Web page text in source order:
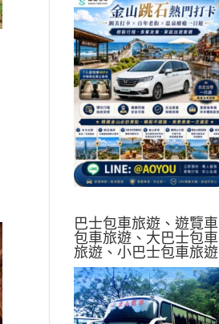
巴士包車旅遊、遊覽車
包車旅遊、大巴士包車
旅遊、小巴士包車旅遊